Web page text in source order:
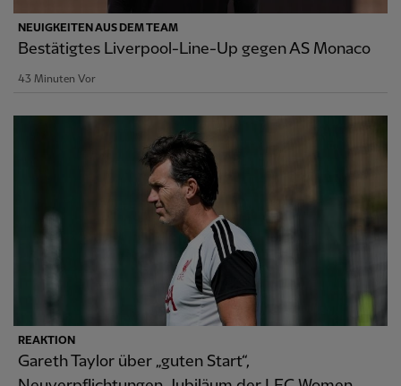
NEUIGKEITEN AUS DEM TEAM
Bestätigtes Liverpool-Line-Up gegen AS Monaco
43 Minuten Vor
REAKTION
Gareth Taylor über „guten Start“,